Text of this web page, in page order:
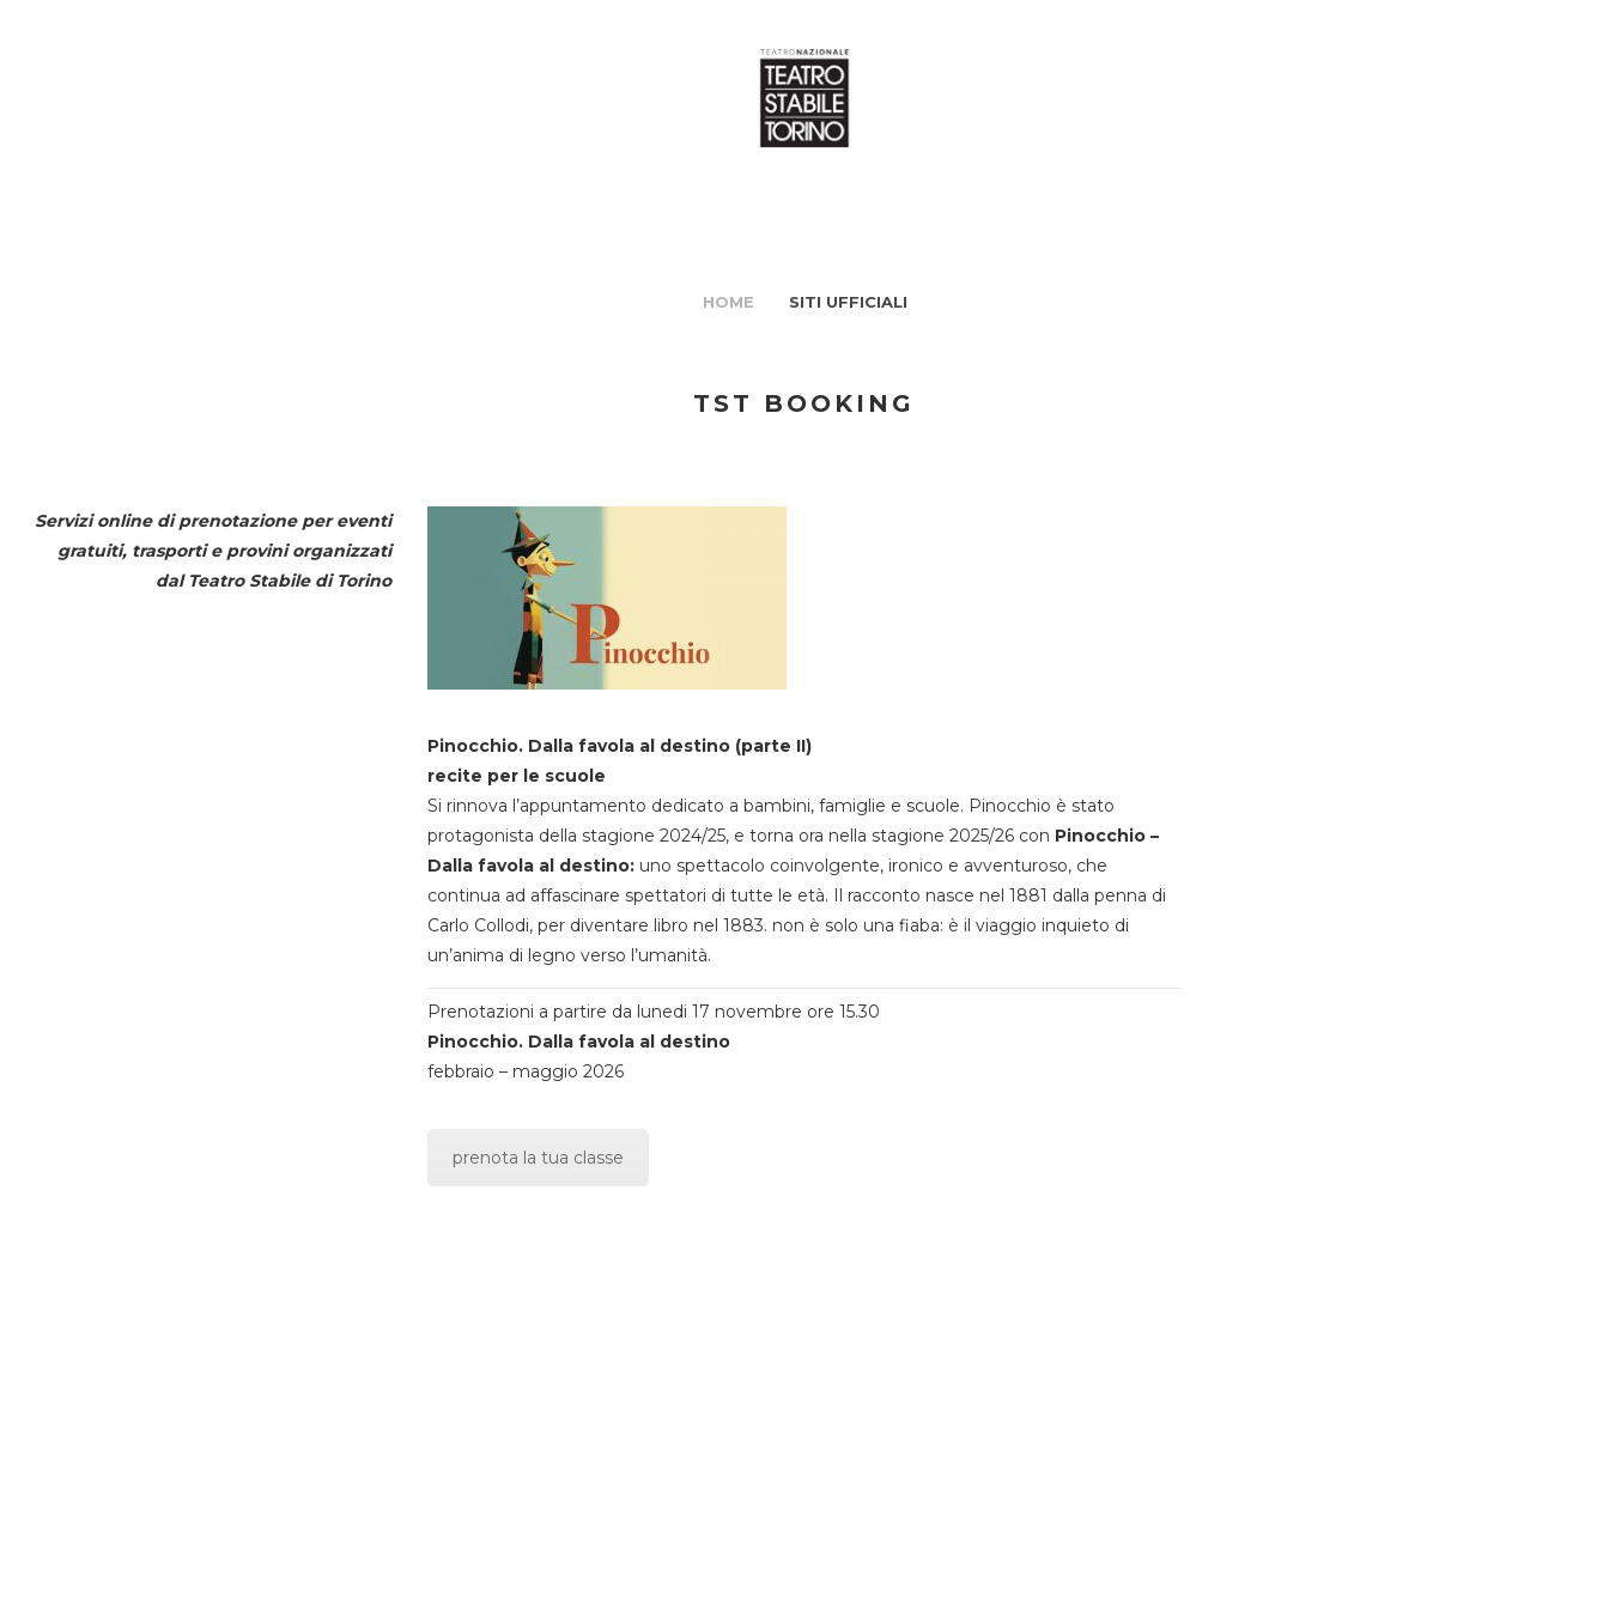
HOME SITI UFFICIALI
TST BOOKING
Servizi online di prenotazione per eventi
gratuiti, trasporti e provini organizzati
dal Teatro Stabile di Torino
Pinocchio. Dalla favola al destino (parte II)
recite per le scuole
Si rinnova l’appuntamento dedicato a bambini, famiglie e scuole. Pinocchio è stato
protagonista della stagione 2024/25, e torna ora nella stagione 2025/26 con Pinocchio –
Dalla favola al destino:uno spettacolo coinvolgente, ironico e avventuroso, che
continua ad affascinare spettatori di tutte le età. Il racconto nasce nel 1881 dalla penna di
Carlo Collodi, per diventare libro nel 1883. non è solo una fiaba: è il viaggio inquieto di
un’anima di legno verso l’umanità.
Prenotazioni a partire da lunedi 17 novembre ore 15.30
Pinocchio. Dalla favola al destino
febbraio – maggio 2026
prenota la tua classe